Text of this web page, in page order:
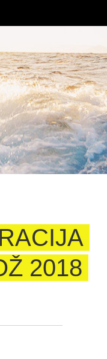
2018